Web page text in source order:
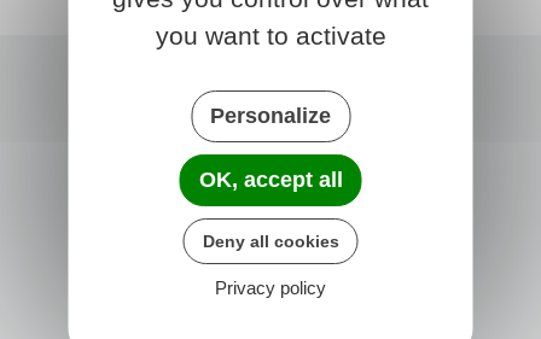
TRÉGLAMUS
you want to activate
Personalize
OK, accept all
Deny all cookies
Privacy policy